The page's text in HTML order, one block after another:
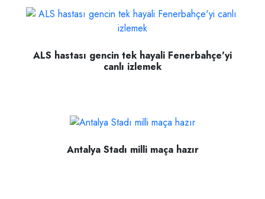
ALS hastası gencin tek hayali Fenerbahçe'yi
canlı izlemek
Antalya Stadı milli maça hazır